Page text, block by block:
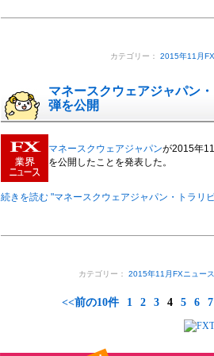
カテゴリー： 2015年11月
マネースクウェアジャパン
弾を公開
マネースクウェアジャパンが2015年
を公開したことを発表した。
続きを読む "マネースクウェアジャパン・トラリ
カテゴリー： 2015年11月FXニュース
<<前の10件 1 2 3 4 5 6 7